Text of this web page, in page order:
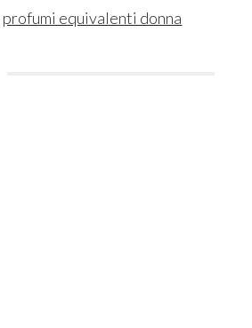
profumi equivalenti donna